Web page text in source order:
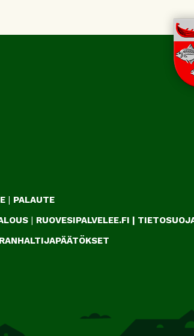
| PALAUTE
| RUOVESIPALVELEE.FI |